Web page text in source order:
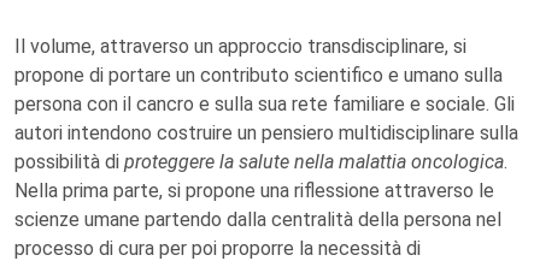
Il volume, attraverso un approccio transdisciplinare, si
propone di portare un contributo scientifico e umano sulla
persona con il cancro e sulla sua rete familiare e sociale. Gli
autori intendono costruire un pensiero multidisciplinare sulla
possibilità di proteggere la salute nella malattia oncologica.
Nella prima parte, si propone una riflessione attraverso le
scienze umane partendo dalla centralità della persona nel
processo di cura per poi proporre la necessità di